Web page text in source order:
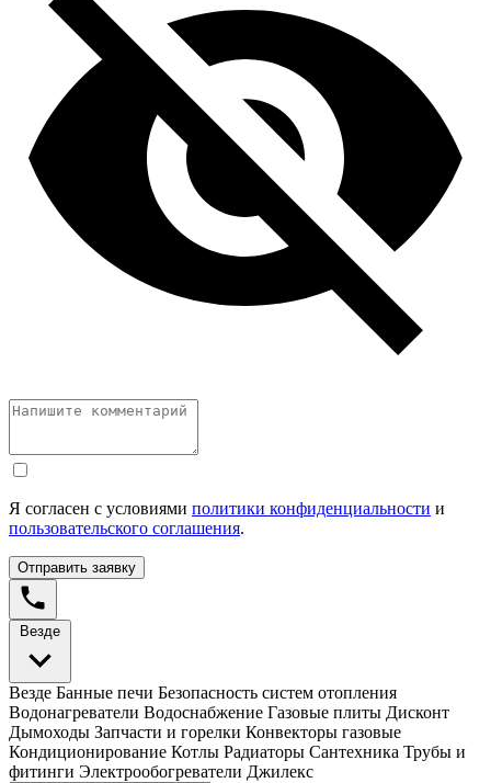
Я согласен с условиями политики конфиденциальности и
пользовательского соглашения.
Отправить заявку
Везде
Везде Банные печи Безопасность систем отопления
Водонагреватели Водоснабжение Газовые плиты Дисконт
Дымоходы Запчасти и горелки Конвекторы газовые
Кондиционирование Котлы Радиаторы Сантехника Трубы и
фитинги Электрообогреватели Джилекс